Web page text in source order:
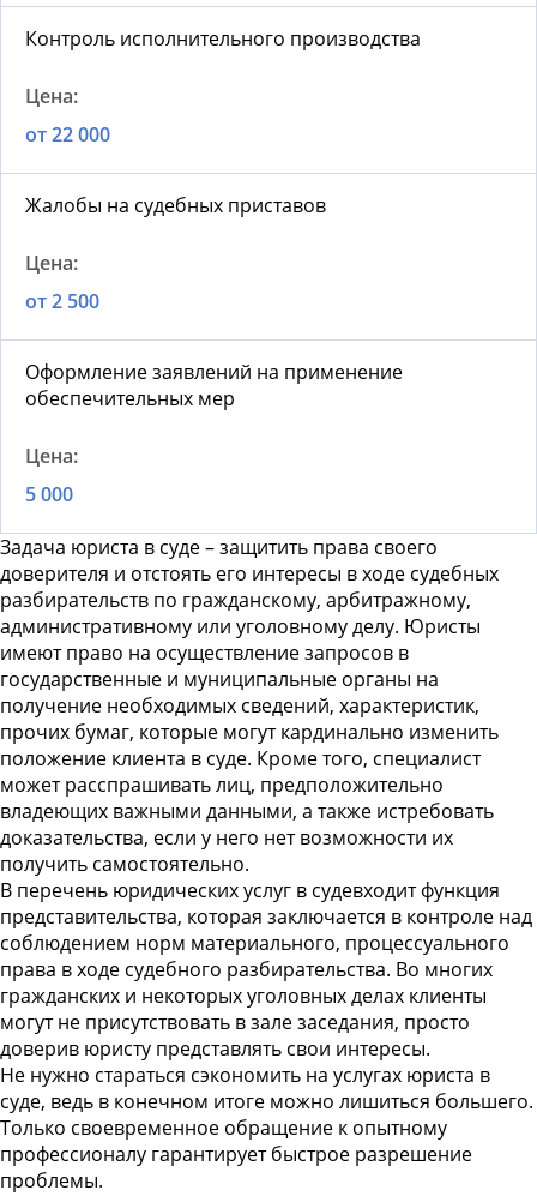
Контроль исполнительного производства
от 22 000
Жалобы на судебных приставов
от 2 500
Оформление заявлений на применение
обеспечительных мер
5 000
Задача юриста в суде – защитить права своего
доверителя и отстоять его интересы в ходе судебных
разбирательств по гражданскому, арбитражному,
административному или уголовному делу. Юристы
имеют право на осуществление запросов в
государственные и муниципальные органы на
получение необходимых сведений, характеристик,
прочих бумаг, которые могут кардинально изменить
положение клиента в суде. Кроме того, специалист
может расспрашивать лиц, предположительно
владеющих важными данными, а также истребовать
доказательства, если у него нет возможности их
получить самостоятельно.
В перечень юридических услуг в судевходит функция
представительства, которая заключается в контроле над
соблюдением норм материального, процессуального
права в ходе судебного разбирательства. Во многих
гражданских и некоторых уголовных делах клиенты
могут не присутствовать в зале заседания, просто
доверив юристу представлять свои интересы.
Не нужно стараться сэкономить на услугах юриста в
суде, ведь в конечном итоге можно лишиться большего.
Только своевременное обращение к опытному
профессионалу гарантирует быстрое разрешение
проблемы.